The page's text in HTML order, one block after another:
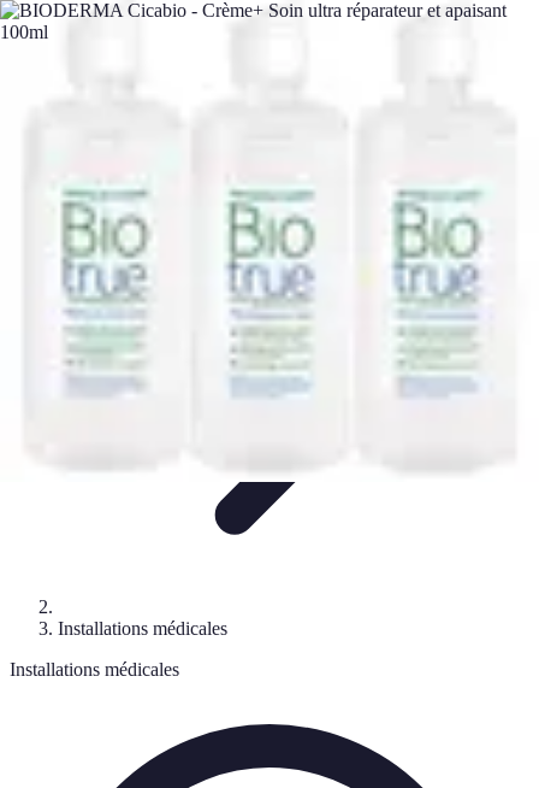
Medic Fournitures
Conseils d'achat
Installations médicales
Installations médicales